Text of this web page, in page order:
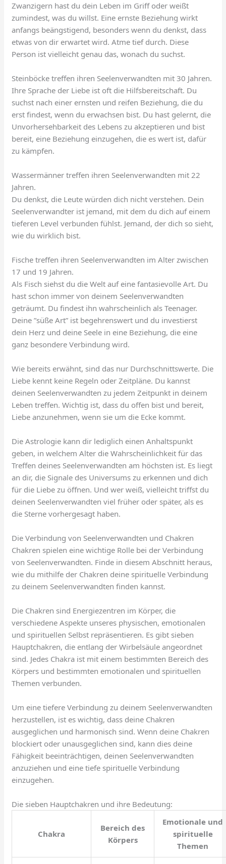
Zwanzigern hast du dein Leben im Griff oder weißt
zumindest, was du willst. Eine ernste Beziehung wirkt
anfangs beängstigend, besonders wenn du denkst, dass
etwas von dir erwartet wird. Atme tief durch. Diese
Person ist vielleicht genau das, wonach du suchst.
Steinböcke treffen ihren Seelenverwandten mit 30 Jahren.
Ihre Sprache der Liebe ist oft die Hilfsbereitschaft. Du
suchst nach einer ernsten und reifen Beziehung, die du
erst findest, wenn du erwachsen bist. Du hast gelernt, die
Unvorhersehbarkeit des Lebens zu akzeptieren und bist
bereit, eine Beziehung einzugehen, die es wert ist, dafür
zu kämpfen.
Wassermänner treffen ihren Seelenverwandten mit 22
Jahren.
Du denkst, die Leute würden dich nicht verstehen. Dein
Seelenverwandter ist jemand, mit dem du dich auf einem
tieferen Level verbunden fühlst. Jemand, der dich so sieht,
wie du wirklich bist.
Fische treffen ihren Seelenverwandten im Alter zwischen
17 und 19 Jahren.
Als Fisch siehst du die Welt auf eine fantasievolle Art. Du
hast schon immer von deinem Seelenverwandten
geträumt. Du findest ihn wahrscheinlich als Teenager.
Deine ”süße Art” ist begehrenswert und du investierst
dein Herz und deine Seele in eine Beziehung, die eine
ganz besondere Verbindung wird.
Wie bereits erwähnt, sind das nur Durchschnittswerte. Die
Liebe kennt keine Regeln oder Zeitpläne. Du kannst
deinen Seelenverwandten zu jedem Zeitpunkt in deinem
Leben treffen. Wichtig ist, dass du offen bist und bereit,
Liebe anzunehmen, wenn sie um die Ecke kommt.
Die Astrologie kann dir lediglich einen Anhaltspunkt
geben, in welchem Alter die Wahrscheinlichkeit für das
Treffen deines Seelenverwandten am höchsten ist. Es liegt
an dir, die Signale des Universums zu erkennen und dich
für die Liebe zu öffnen. Und wer weiß, vielleicht triffst du
deinen Seelenverwandten viel früher oder später, als es
die Sterne vorhergesagt haben.
Die Verbindung von Seelenverwandten und Chakren
Chakren spielen eine wichtige Rolle bei der Verbindung
von Seelenverwandten. Finde in diesem Abschnitt heraus,
wie du mithilfe der Chakren deine spirituelle Verbindung
zu deinem Seelenverwandten finden kannst.
Die Chakren sind Energiezentren im Körper, die
verschiedene Aspekte unseres physischen, emotionalen
und spirituellen Selbst repräsentieren. Es gibt sieben
Hauptchakren, die entlang der Wirbelsäule angeordnet
sind. Jedes Chakra ist mit einem bestimmten Bereich des
Körpers und bestimmten emotionalen und spirituellen
Themen verbunden.
Um eine tiefere Verbindung zu deinem Seelenverwandten
herzustellen, ist es wichtig, dass deine Chakren
ausgeglichen und harmonisch sind. Wenn deine Chakren
blockiert oder unausgeglichen sind, kann dies deine
Fähigkeit beeinträchtigen, deinen Seelenverwandten
anzuziehen und eine tiefe spirituelle Verbindung
einzugehen.
Die sieben Hauptchakren und ihre Bedeutung:
Chakra
Bereich des
Körpers
Emotionale und
spirituelle
Themen